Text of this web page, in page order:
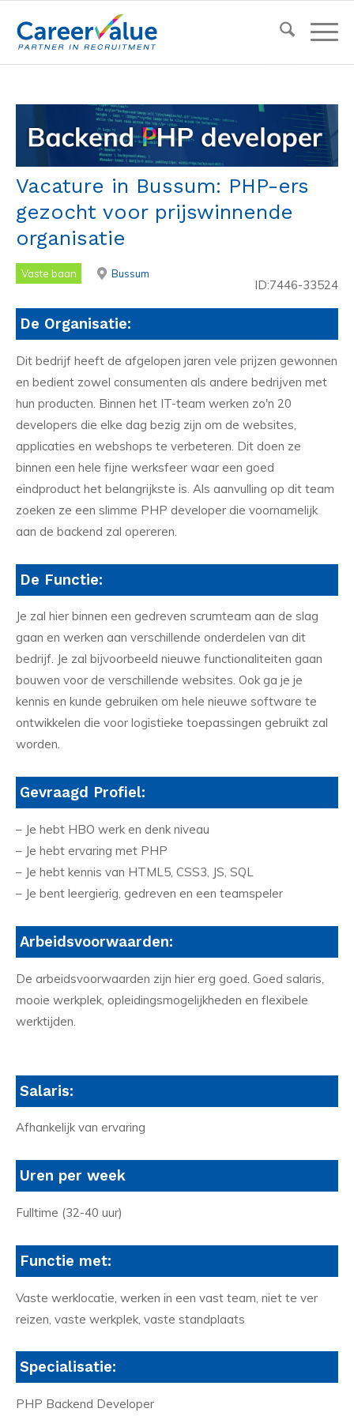
Vacature in Bussum: PHP-ers
gezocht voor prijswinnende
organisatie
Vaste baan Bussum
ID:7446-33524
De Organisatie:
Dit bedrijf heeft de afgelopen jaren vele prijzen gewonnen
en bedient zowel consumenten als andere bedrijven met
hun producten. Binnen het IT-team werken zo'n 20
developers die elke dag bezig zijn om de websites,
applicaties en webshops te verbeteren. Dit doen ze
binnen een hele fijne werksfeer waar een goed
eindproduct het belangrijkste is. Als aanvulling op dit team
zoeken ze een slimme PHP developer die voornamelijk
aan de backend zal opereren.
De Functie:
Je zal hier binnen een gedreven scrumteam aan de slag
gaan en werken aan verschillende onderdelen van dit
bedrijf. Je zal bijvoorbeeld nieuwe functionaliteiten gaan
bouwen voor de verschillende websites. Ook ga je je
kennis en kunde gebruiken om hele nieuwe software te
ontwikkelen die voor logistieke toepassingen gebruikt zal
worden.
Gevraagd Profiel:
– Je hebt HBO werk en denk niveau
– Je hebt ervaring met PHP
– Je hebt kennis van HTML5, CSS3, JS, SQL
– Je bent leergierig, gedreven en een teamspeler
Arbeidsvoorwaarden:
De arbeidsvoorwaarden zijn hier erg goed. Goed salaris,
mooie werkplek, opleidingsmogelijkheden en flexibele
werktijden.
Salaris:
Afhankelijk van ervaring
Uren per week
Fulltime (32-40 uur)
Functie met:
Vaste werklocatie, werken in een vast team, niet te ver
reizen, vaste werkplek, vaste standplaats
Specialisatie:
PHP Backend Developer